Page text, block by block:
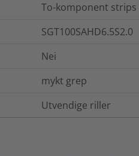
To-komponent strips
SGT100SAHD6.5S2.0
Nei
mykt grep
Utvendige riller